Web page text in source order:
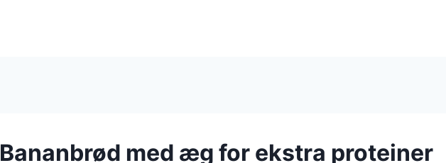
Bananbrød med æg for ekstra proteiner